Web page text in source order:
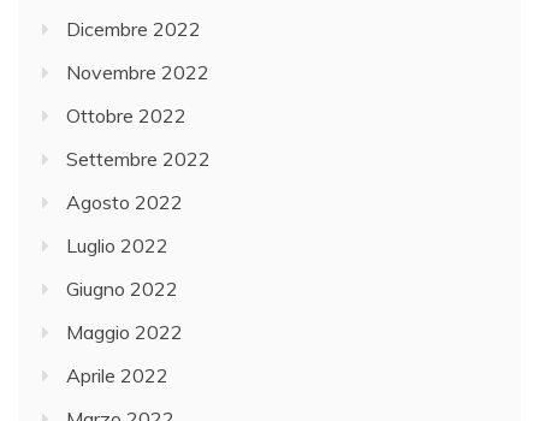
Dicembre 2022
Novembre 2022
Ottobre 2022
Settembre 2022
Agosto 2022
Luglio 2022
Giugno 2022
Maggio 2022
Aprile 2022